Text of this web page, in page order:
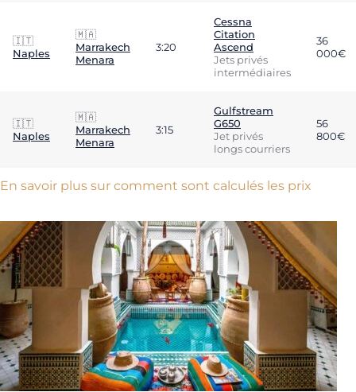
🇮🇹
Naples
🇲🇦
Marrakech
Menara
3:20
Cessna
Citation
Ascend
Jets privés
intermédiaires
36
000€
🇮🇹
Naples
🇲🇦
Marrakech
Menara
3:15
Gulfstream
G650
Jet privés
longs courriers
56
800€
En savoir plus sur comment sont calculés les prix